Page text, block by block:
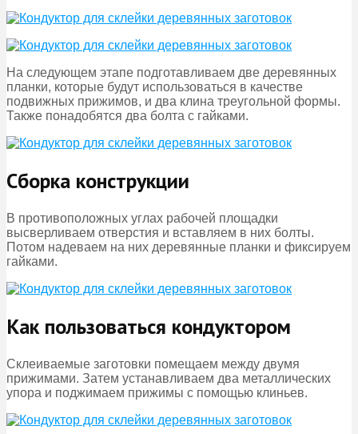
На следующем этапе подготавливаем две деревянных
планки, которые будут использоваться в качестве
подвижных прижимов, и два клина треугольной формы.
Также понадобятся два болта с гайками.
Сборка конструкции
В противоположных углах рабочей площадки
высверливаем отверстия и вставляем в них болты.
Потом надеваем на них деревянные планки и фиксируем
гайками.
Как пользоваться кондуктором
Склеиваемые заготовки помещаем между двумя
прижимами. Затем устанавливаем два металлических
упора и поджимаем прижимы с помощью клиньев.